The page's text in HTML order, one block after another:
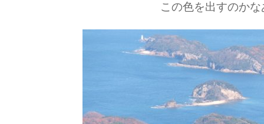
この色を出すのか